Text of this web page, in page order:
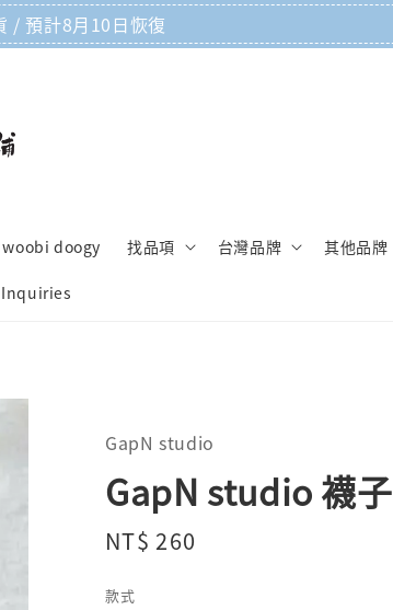
/ 預計8月10日恢復
woobi doogy 找品項 台灣品牌 其他品牌
Inquiries
GapN studio
GapN studio 襪子
Regular
NT$ 260
款式